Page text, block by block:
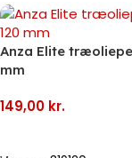
Anza Elite
mm
149,00 kr.